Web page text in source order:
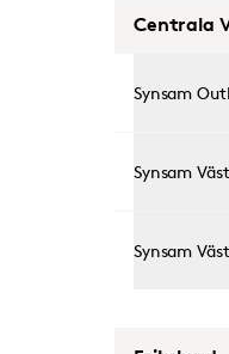
Centrala
Synsam
Synsam
Synsam